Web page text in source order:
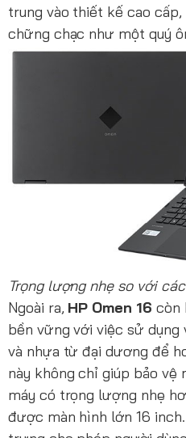
trung vào thiết kế cao cấp,
chững chạc như một quý
Trọng lượng nhẹso với các
Ngoài ra, HP Omen 16 còn
bền vững với việc sử
và nhựa từ đại dương để
này không chỉ giúp bảo
máy có trọng lượng nhẹ
được màn hình lớn 16